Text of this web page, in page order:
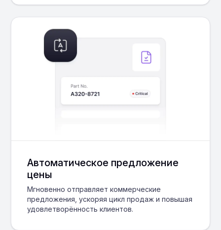
Автоматическое предложение
цены
Мгновенно отправляет коммерческие
предложения, ускоряя цикл продаж и повышая
удовлетворённость клиентов.